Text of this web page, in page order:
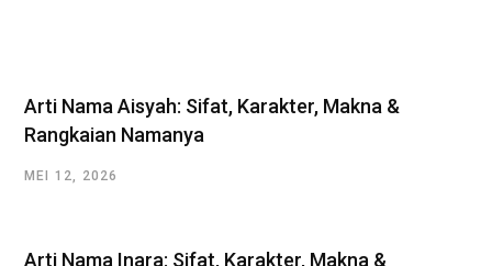
Arti Nama Aisyah: Sifat, Karakter, Makna &
Rangkaian Namanya
MEI 12, 2026
Arti Nama Inara: Sifat, Karakter, Makna &